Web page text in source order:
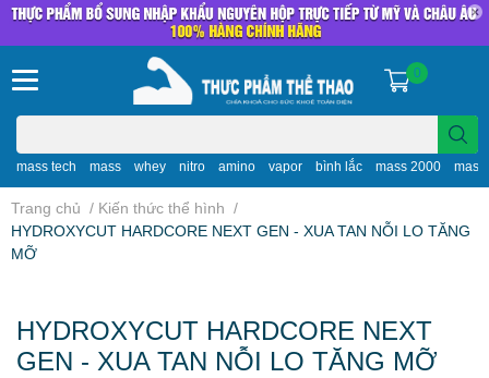
mass tech mass whey nitro amino vapor bình lắc mass 2000 mass
0
Trang chủ / Kiến thức thể hình /
HYDROXYCUT HARDCORE NEXT GEN - XUA TAN NỖI LO TĂNG
MỠ
HYDROXYCUT HARDCORE NEXT
GEN - XUA TAN NỖI LO TĂNG MỠ